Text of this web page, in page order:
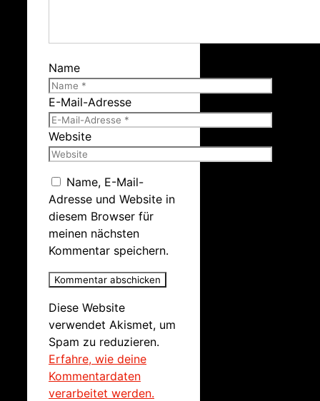
Name
E-Mail-Adresse
Website
Name, E-Mail-
Adresse und Website in
diesem Browser für
meinen nächsten
Kommentar speichern.
Diese Website
verwendet Akismet, um
Spam zu reduzieren.
Erfahre, wie deine
Kommentardaten
verarbeitet werden.